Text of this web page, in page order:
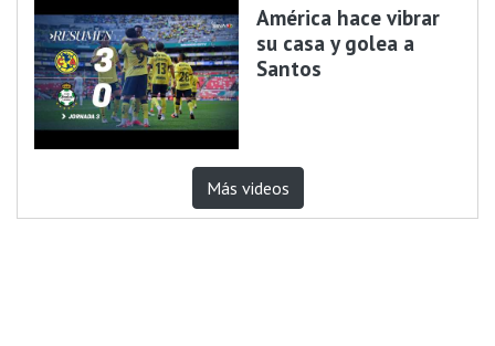
América hace vibrar
su casa y golea a
Santos
Más videos